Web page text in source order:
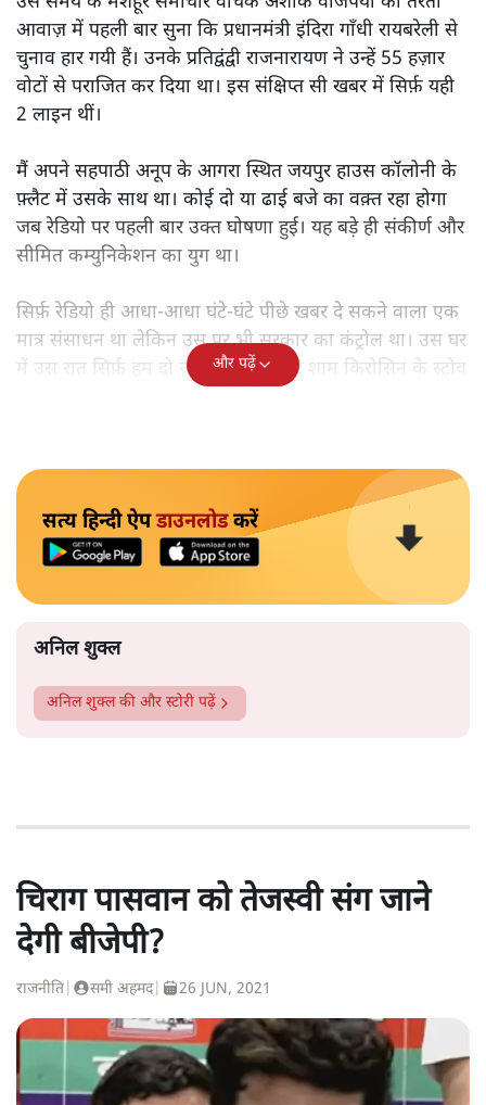
आवाज़ में पहली बार सुना कि प्रधानमंत्री इंदिरा गाँधी रायबरेली से
चुनाव हार गयी हैं। उनके प्रतिद्वंद्वी राजनारायण ने उन्हें 55 हज़ार
वोटों से पराजित कर दिया था। इस संक्षिप्त सी खबर में सिर्फ़ यही
2 लाइन थीं।
मैं अपने सहपाठी अनूप के आगरा स्थित जयपुर हाउस कॉलोनी के
फ़्लैट में उसके साथ था। कोई दो या ढाई बजे का वक़्त रहा होगा
जब रेडियो पर पहली बार उक्त घोषणा हुई। यह बड़े ही संकीर्ण और
सीमित कम्युनिकेशन का युग था।
सिर्फ़ रेडियो ही आधा-आधा घंटे-घंटे पीछे खबर दे सकने वाला एक
मात्र संसाधन था लेकिन उस पर भी सरकार का कंट्रोल था। उस घर
में उस रात सिर्फ़ हम दो जन ही थे। हम सरे शाम किरोसिन के स्टोव
और पढ़ें
सत्य हिन्दी ऐपडाउनलोडकरें
अनिल शुक्ल
अनिल शुक्लकी और स्टोरी पढ़ें
चिराग पासवान को तेजस्वी संग जाने
देगी बीजेपी?
राजनीति समी अहमद| 26 JUN, 2021